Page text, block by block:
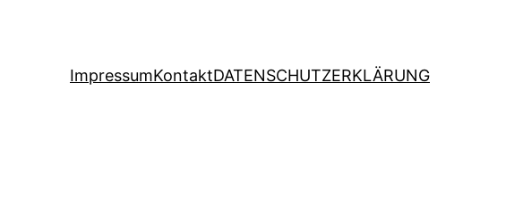
ImpressumKontaktDATENSCHUTZERKLÄRUNG